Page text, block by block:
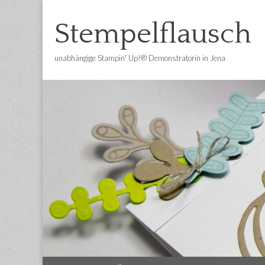
Stempelflausch
unabhängige Stampin' Up!® Demonstratorin in Jena